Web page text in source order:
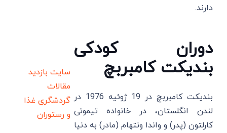
دارند.
دوران کودکی
بندیکت کامبربچ
بندیکت کامبربچ در 19 ژوئیه 1976 در
لندن انگلستان، در خانواده تیموتی
کارلتون (پدر) و واندا ونتهام (مادر) به دنیا
سایت بازدید
مقالات
گردشگری غذا
و رستوران